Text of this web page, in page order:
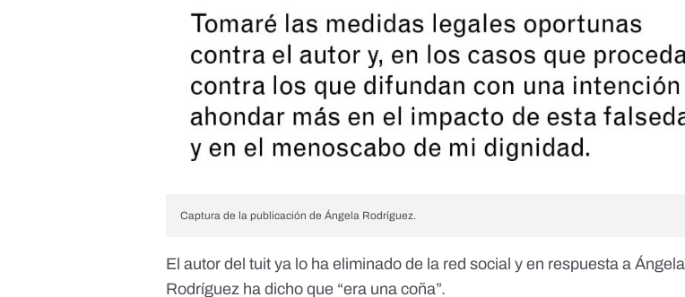
Captura de la publicación de Ángela Rodríguez.
El autor del tuit ya lo ha eliminado de la red social y en respuesta a Ángela
Rodríguez ha dicho que “era una coña”.